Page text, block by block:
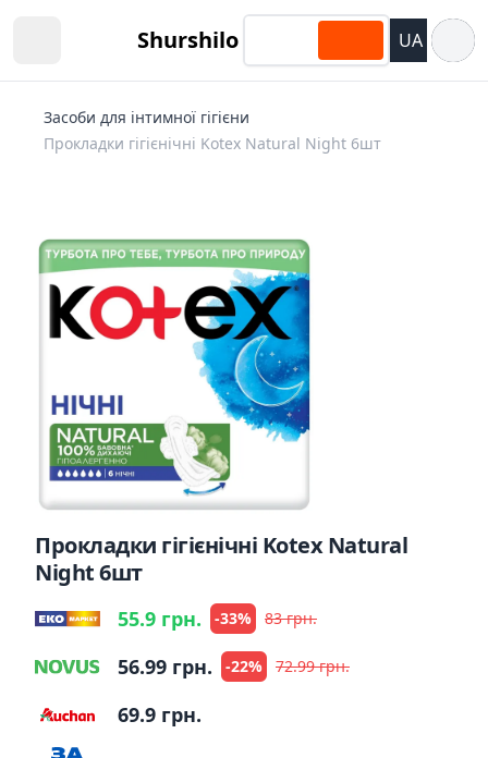
Shurshilo UA
Засоби для інтимної гігієни
Прокладки гігієнічні Kotex Natural Night 6шт
Прокладки гігієнічні Kotex Natural
Night 6шт
55.9 грн. -33% 83 грн.
56.99 грн. -22% 72.99 грн.
69.9 грн.